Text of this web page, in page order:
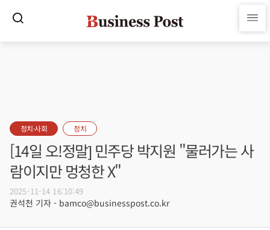
정치·사회 정치
[14일 오!정말] 민주당 박지원 "물러가는 사
람이지만 멍청한 X"
2025-11-14 16:10:49
권석천 기자 - bamco@businesspost.co.kr